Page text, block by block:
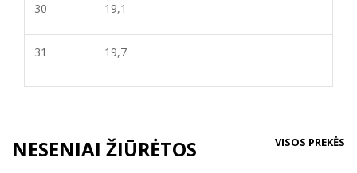
30 19,1
31 19,7
NESENIAI ŽIŪRĖTOS VISOS PREKĖS